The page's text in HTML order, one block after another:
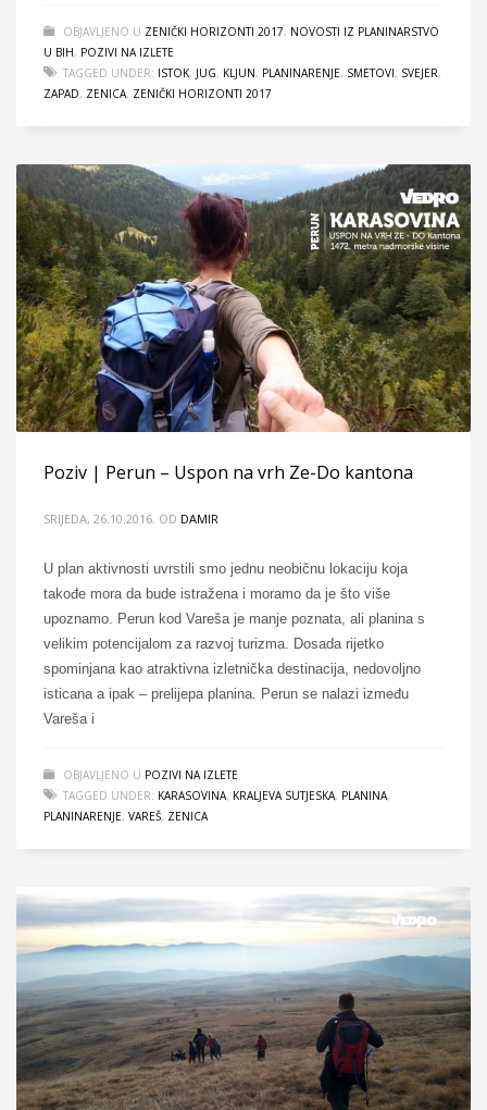
OBJAVLJENO U ZENIČKI HORIZONTI 2017, NOVOSTI IZ PLANINARSTVO
U BIH, POZIVI NA IZLETE
TAGGED UNDER: ISTOK, JUG, KLJUN, PLANINARENJE, SMETOVI, SVEJER,
ZAPAD, ZENICA, ZENIČKI HORIZONTI 2017
Poziv | Perun – Uspon na vrh Ze-Do kantona
SRIJEDA, 26.10.2016. OD DAMIR
U plan aktivnosti uvrstili smo jednu neobičnu lokaciju koja
takođe mora da bude istražena i moramo da je što više
upoznamo. Perun kod Vareša je manje poznata, ali planina s
velikim potencijalom za razvoj turizma. Dosada rijetko
spominjana kao atraktivna izletnička destinacija, nedovoljno
isticana a ipak – prelijepa planina. Perun se nalazi između
Vareša i
OBJAVLJENO U POZIVI NA IZLETE
TAGGED UNDER: KARASOVINA, KRALJEVA SUTJESKA, PLANINA,
PLANINARENJE, VAREŠ, ZENICA